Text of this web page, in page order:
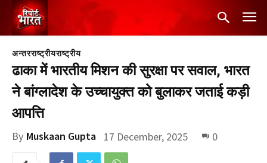
अन्तरराष्ट्रीयराष्ट्रीय
ढाका में भारतीय मिशन की सुरक्षा पर सवाल, भारत
ने बांग्लादेश के उच्चायुक्त को बुलाकर जताई कड़ी
आपत्ति
By Muskaan Gupta 17 December, 2025 0